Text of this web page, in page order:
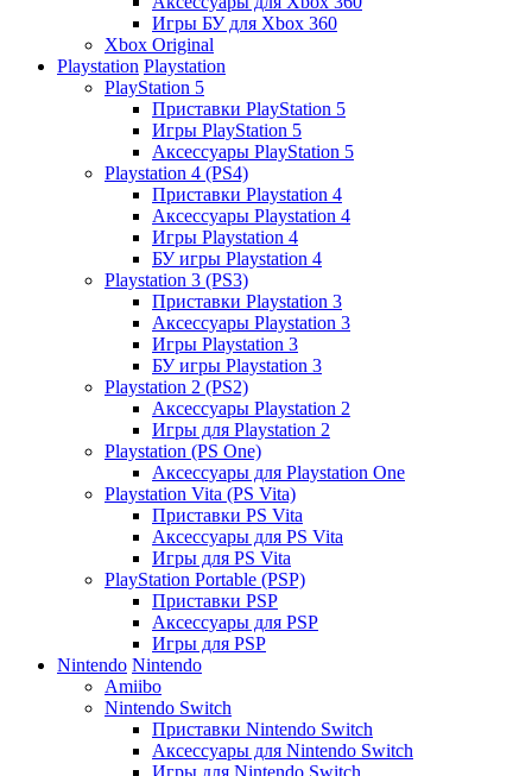
Игры БУ для Xbox 360
Xbox Original
Playstation Playstation
PlayStation 5
Приставки PlayStation 5
Игры PlayStation 5
Аксессуары PlayStation 5
Playstation 4 (PS4)
Приставки Playstation 4
Аксессуары Playstation 4
Игры Playstation 4
БУ игры Playstation 4
Playstation 3 (PS3)
Приставки Playstation 3
Аксессуары Playstation 3
Игры Playstation 3
БУ игры Playstation 3
Playstation 2 (PS2)
Аксессуары Playstation 2
Игры для Playstation 2
Playstation (PS One)
Аксессуары для Playstation One
Playstation Vita (PS Vita)
Приставки PS Vita
Аксессуары для PS Vita
Игры для PS Vita
PlayStation Portable (PSP)
Приставки PSP
Аксессуары для PSP
Игры для PSP
Nintendo Nintendo
Amiibo
Nintendo Switch
Приставки Nintendo Switch
Аксессуары для Nintendo Switch
Игры для Nintendo Switch